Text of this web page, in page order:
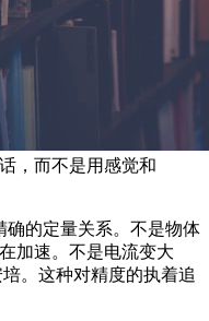
，而不是用感觉和
确的定量关系。不是物体
加速。不是电流变大
。这种对精度的执着追